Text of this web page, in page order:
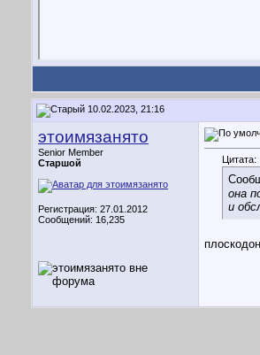
10.02.2023, 21:16
этоимязанято
Senior Member
Старшой
Регистрация: 27.01.2012
Сообщений: 16,235
Цитата:
она
и